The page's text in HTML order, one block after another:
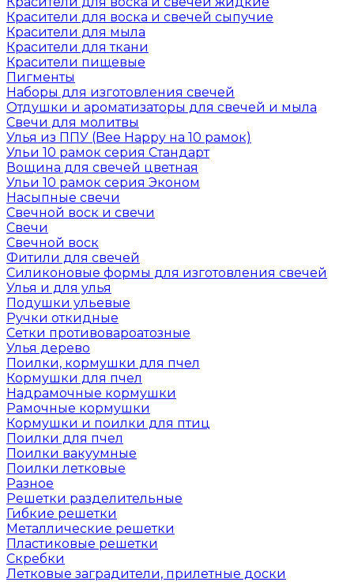
Красители для воска и свечей сыпучие
Красители для мыла
Красители для ткани
Красители пищевые
Пигменты
Наборы для изготовления свечей
Отдушки и ароматизаторы для свечей и мыла
Свечи для молитвы
Улья из ППУ (Bee Happy на 10 рамок)
Ульи 10 рамок серия Стандарт
Вощина для свечей цветная
Ульи 10 рамок серия Эконом
Насыпные свечи
Свечной воск и свечи
Свечи
Свечной воск
Фитили для свечей
Силиконовые формы для изготовления свечей
Улья и для улья
Подушки ульевые
Ручки откидные
Сетки противовароатозные
Улья дерево
Поилки, кормушки для пчел
Кормушки для пчел
Надрамочные кормушки
Рамочные кормушки
Кормушки и поилки для птиц
Поилки для пчел
Поилки вакуумные
Поилки летковые
Разное
Решетки разделительные
Гибкие решетки
Металлические решетки
Пластиковые решетки
Скребки
Летковые заградители, прилетные доски